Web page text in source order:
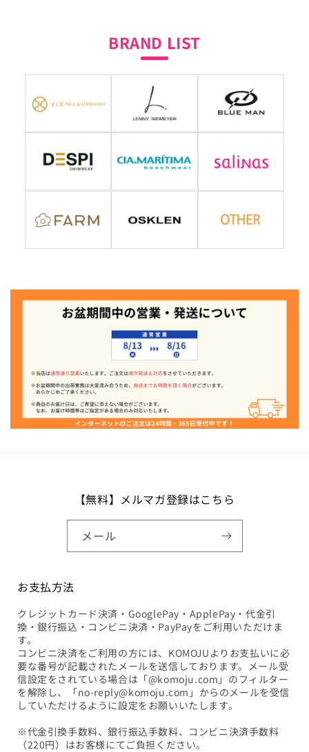
BRAND LIST
【無料】メルマガ登録はこちら
メール
お支払方法
クレジットカード決済・GooglePay・ApplePay・代金引
換・銀行振込・コンビニ決済・PayPayをご利用いただけま
す。
コンビニ決済をご利用の方には、KOMOJUよりお支払いに必
要な番号が記載されたメールを送信しております。メール受
信設定をされている場合は「@komoju.com」のフィルター
を解除し、「no-reply@komoju.com」からのメールを受信
していただけるように設定をお願いいたします。
※代金引換手数料、銀行振込手数料、コンビニ決済手数料
（220円）はお客様にてご負担ください。